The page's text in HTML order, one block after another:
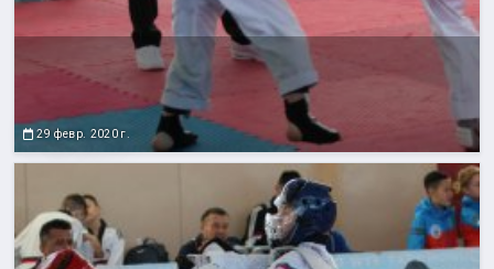
29 февр. 2020 г.